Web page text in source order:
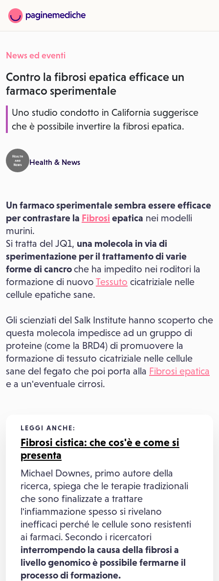
News ed eventi
Contro la fibrosi epatica efficace un
farmaco sperimentale
Uno studio condotto in California suggerisce
che è possibile invertire la fibrosi epatica.
Health & News
Un farmaco sperimentale sembra essere efficace
per contrastare la Fibrosi epatica nei modelli
murini.
Si tratta del JQ1, una molecola in via di
sperimentazione per il trattamento di varie
forme di cancroche ha impedito nei roditori la
formazione di nuovo Tessuto cicatriziale nelle
cellule epatiche sane.
Gli scienziati del Salk Institute hanno scoperto che
questa molecola impedisce ad un gruppo di
proteine (come la BRD4) di promuovere la
formazione di tessuto cicatriziale nelle cellule
sane del fegato che poi porta alla Fibrosi epatica
e a un'eventuale cirrosi.
LEGGI ANCHE:
Fibrosi cistica: che cos'è e come si
presenta
Michael Downes, primo autore della
ricerca, spiega che le terapie tradizionali
che sono finalizzate a trattare
l'infiammazione spesso si rivelano
inefficaci perché le cellule sono resistenti
ai farmaci. Secondo i ricercatori
interrompendo la causa della fibrosi a
livello genomico è possibile fermarne il
processo di formazione.